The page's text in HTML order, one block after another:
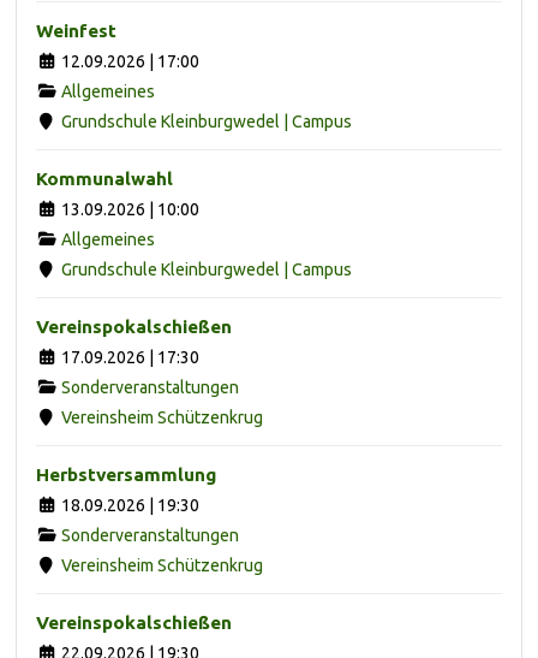
Weinfest
12.09.2026 | 17:00
Allgemeines
Grundschule Kleinburgwedel | Campus
Kommunalwahl
13.09.2026 | 10:00
Allgemeines
Grundschule Kleinburgwedel | Campus
Vereinspokalschießen
17.09.2026 | 17:30
Sonderveranstaltungen
Vereinsheim Schützenkrug
Herbstversammlung
18.09.2026 | 19:30
Sonderveranstaltungen
Vereinsheim Schützenkrug
Vereinspokalschießen
22.09.2026 | 19:30